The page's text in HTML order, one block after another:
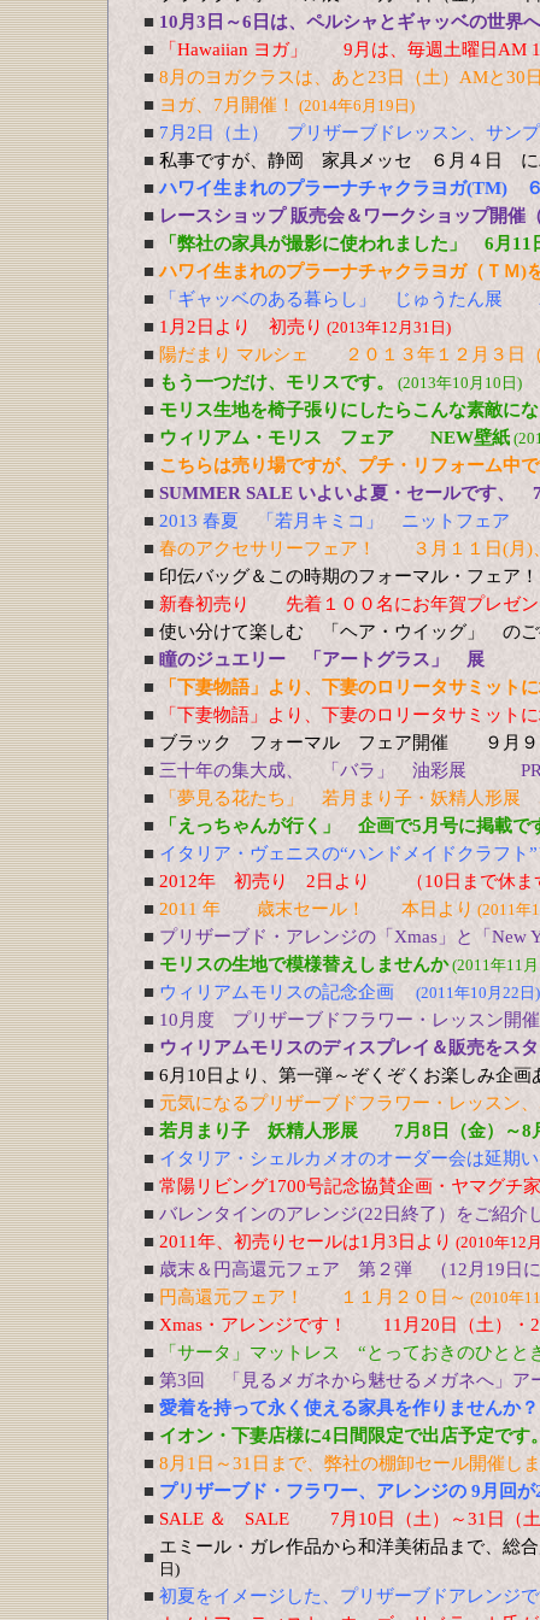
■ 10月3日～6日は、ペルシャとギャッベの世界へ
■
「Hawaiian ヨガ」 9月は、毎週土曜日AM
■ 8月のヨガクラスは、あと23日（土）AMと30
■ ヨガ、7月開催！ (2014年6月19日)
■ 7月2日（土） プリザーブドレッスン、サン
■ 私事ですが、静岡 家具メッセ ６月４日 に
■ ハワイ生まれのプラーナチャクラヨガ(TM)
■ レースショップ 販売会＆ワークショップ開
■
「弊社の家具が撮影に使われました」 6月11
■ ハワイ生まれのプラーナチャクラヨガ（ＴＭ
■
「ギャッベのある暮らし」 じゅうたん
■ 1月2日より 初売り (2013年12月31日)
■ 陽だまり マルシェ ２０１３年１２月３日
■ もう一つだけ、モリスです。 (2013年10月10日)
■ モリス生地を椅子張りにしたらこんな素敵に
■ ウィリアム・モリス フェア NEW壁紙
■ こちらは売り場ですが、プチ・リフォーム中
■ SUMMER SALE いよいよ夏・セールです、
■ 2013 春夏 「若月キミコ」 ニットフェア
■ 春のアクセサリーフェア！ ３月１１日(月)
■ 印伝バッグ＆この時期のフォーマル・フェ
■ 新春初売り 先着１００名にお年賀
■ 使い分けて楽しむ 「ヘア・ウイッグ」
■ 瞳のジュエリー 「アートグラス」 展
■
「下妻物語」より、下妻のロリータサミッ
■
「下妻物語」より、下妻のロリータサミッ
■ ブラック フォーマル フェア開催 ９月９
■ 三十年の集大成、 「バラ」 油彩展
■
「夢見る花たち」 若月まり子・妖精人形展
■
「えっちゃんが行く」 企画で5月号に掲載で
■ イタリア・ヴェニスの“ハンドメイドクラフ
■ 2012年 初売り 2日より （10日まで休ま
■ 2011 年 歳末セール！ 本日より (2011年
■ プリザーブド・アレンジの「Xmas」と「New
■ モリスの生地で模様替えしませんか(2011年11
■ ウィリアムモリスの記念企画 (2011年10月22日)
■ 10月度 プリザーブドフラワー・レッスン
■ ウィリアムモリスのディスプレイ＆販売をス
■ 6月10日より、第一弾～ぞくぞくお楽しみ企画
■ 元気になるプリザーブドフラワー・レッスン
■ 若月まり子 妖精人形展 7月8日（金）～8
■ イタリア・シェルカメオのオーダー会は延期
■ 常陽リビング1700号記念協賛企画・ヤマグチ
■ バレンタインのアレンジ(22日終了）をご紹介
■ 2011年、初売りセールは1月3日より (2010年12
■ 歳末＆円高還元フェア 第２弾 （12月19日
■ 円高還元フェア！ １１月２０日～ (2010年
■ Xmas・アレンジです！ 11月20日（土）・
■
「サータ」マットレス “とっておきのひと
■ 第3回 「見るメガネから魅せるメガネへ」
■ 愛着を持って永く使える家具を作りませんか
■ イオン・下妻店様に4日間限定で出店予定です
■ 8月1日～31日まで、弊社の棚卸セール開催し
■ プリザーブド・フラワー、アレンジの 9月回
■ SALE ＆ SALE 7月10日（土）～31日（土
■
エミール・ガレ作品から和洋美術品まで、
日)
■ 初夏をイメージした、プリザーブドアレンジ